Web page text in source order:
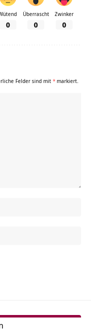
0
Überrascht
0
Zwinker
0
Felder sind mit * markiert.